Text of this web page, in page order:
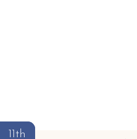
11th